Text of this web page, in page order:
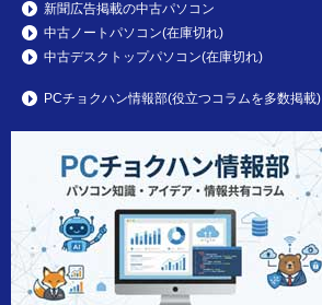
新聞広告掲載の中古パソコン
中古ノートパソコン(在庫切れ)
中古デスクトップパソコン(在庫切れ)
PCチョクハン情報部(役立つコラムを多数掲載)